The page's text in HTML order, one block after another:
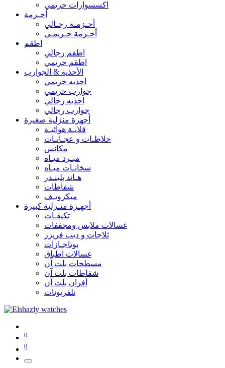
اكسسوارات حريمي
أحـزمة
أحـزمـة رجـالي
أحـزمة حـريمـي
اطقم
اطقم رجالي
اطقم حريمي
الأحذية & الجوارب
احذيه حريمي
جوارب حريمي
احذيه رجالي
جوارب رجالي
أجهزة منزلية صغيرة
قلايـة هوائيـة
خلاطـات و عجـانـات
مكانس
مبـرد ميـاه
سخانـات ميـاه
هـاند بلينـدر
شفاطات
ميكرويـف
أجهـزة منـزلية كبيرة
تكيفـات
غسالات ملابس ومجففات
ثلاجات و ديب فريزر
بوتاجـازات
غسالات اطباق
مسطحات بلت آن
شفاطات بلت آن
آفران بلت آن
تلفزيونات
0
0